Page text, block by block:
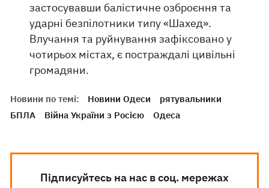
застосувавши балістичне озброєння та
ударні безпілотники типу «Шахед».
Влучання та руйнування зафіксовано у
чотирьох містах, є постраждалі цивільні
громадяни.
Новини по темі: Новини Одеси
рятувальники
БПЛА
Війна України з Росією Одеса
Підписуйтесь на нас в соц. мережах